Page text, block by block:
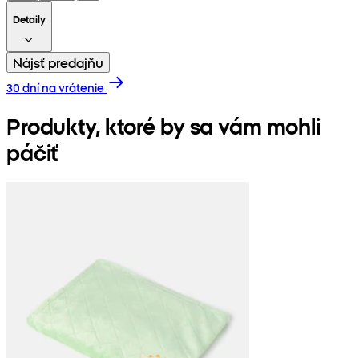
Detaily
Nájsť predajňu
30 dní na vrátenie
Produkty, ktoré by sa vám mohli
páčiť